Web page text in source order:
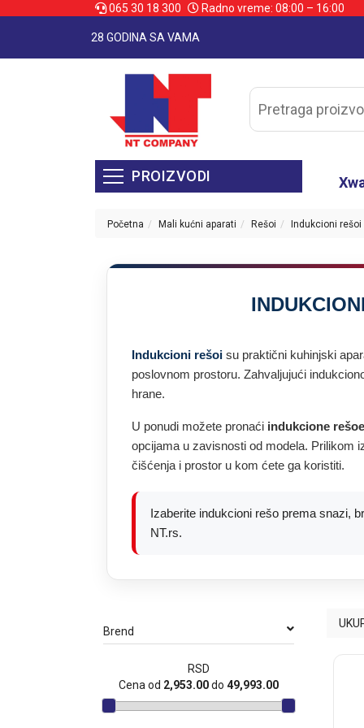
065 30 18 300 Radno vreme: 08:00 – 16:00
28 GODINA SA VAMA
PROIZVODI
Početna Mali kućni aparati Rešoi Indukcioni rešoi
Indukcioni rešoi su praktični kuhinjski
poslovnom prostoru. Zahvaljujući
hrane.
U ponudi možete pronaći indukcione rešoe
opcijama u zavisnosti od modela. Prilikom
čišćenja i prostor u kom ćete ga koristiti.
Izaberite indukcioni rešo prema snazi,
NT.rs.
Brend
RSD
Cena od 2,953.00do 49,993.00